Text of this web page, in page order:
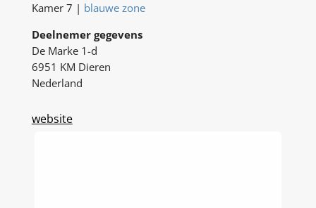
Kamer 7 | blauwe zone
Deelnemer gegevens
De Marke 1-d
6951 KM Dieren
Nederland
website